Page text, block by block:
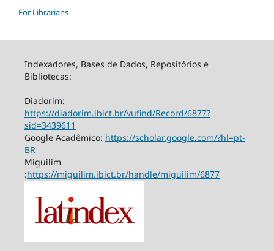
For Librarians
Indexadores, Bases de Dados, Repositórios e
Bibliotecas:
Diadorim:
https://diadorim.ibict.br/vufind/Record/6877?
sid=3439611
Google Acadêmico: https://scholar.google.com/?hl=pt-
BR
Miguilim
:https://miguilim.ibict.br/handle/miguilim/6877